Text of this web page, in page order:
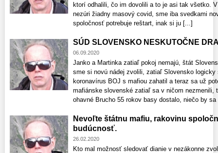
ktorí odhalili, čo im dovolili a to je asi tak všetko.
nezúri žiadny masový covid, sme iba svedkami
spoločnosť potrebuje reštart, inak si ju [...]
SÚD SLOVENSKO NESKUTOČNE
06.09.2020
Janko a Martinka zatiaľ pokoj nemajú, štát
sme si novú nádej zvolili, zatiaľ Slovensko logicky
koronavírus BOJ s mafiou zahatil a teraz sa už
mafiánske slovenské zatiaľ sa v ničom
ohavné Brucho 55 rokov basy dostalo, niečo by
Nevoľte štátnu mafiu, rakovinu
budúcnosť.
26.02.2020
Kto mal možnosť sledovať dianie v nezákonne